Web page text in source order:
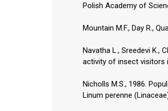
Polish Academy of
Mountain M.F., Day R.,
Navatha L., Sreedevi K.,
activity of insect visitors
Nicholls M.S., 1986.
Linum perenne